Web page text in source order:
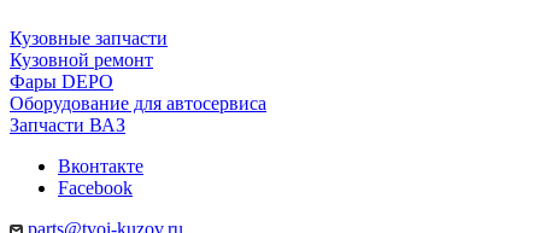
Кузовные запчасти
Кузовной ремонт
Фары DEPO
Оборудование для автосервиса
Запчасти ВАЗ
Вконтакте
Facebook
parts@tvoi-kuzov.ru